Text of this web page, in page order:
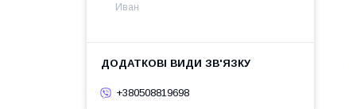
Иван
+380508819698